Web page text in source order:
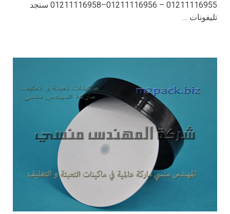
01211116955 – 01211116956–01211116958 ستجد
تليفونات …